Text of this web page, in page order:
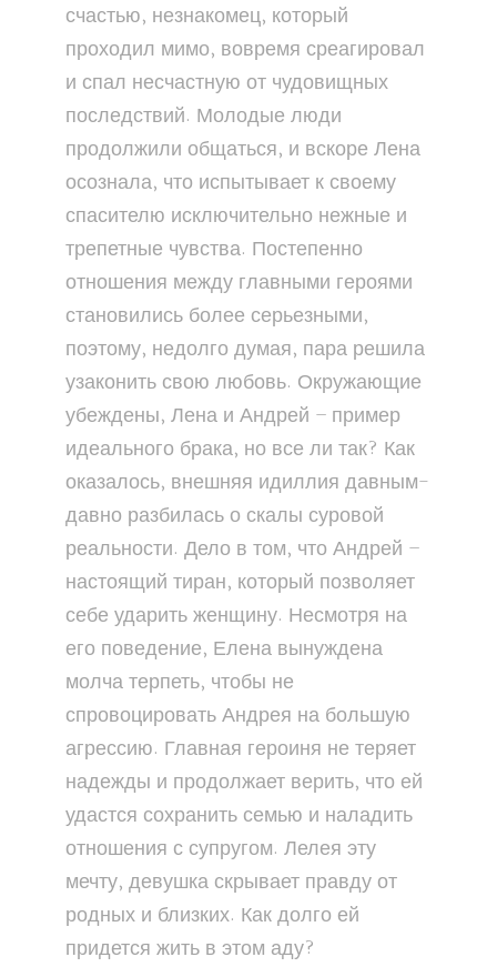
счастью, незнакомец, который
проходил мимо, вовремя среагировал
и спал несчастную от чудовищных
последствий. Молодые люди
продолжили общаться, и вскоре Лена
осознала, что испытывает к своему
спасителю исключительно нежные и
трепетные чувства. Постепенно
отношения между главными героями
становились более серьезными,
поэтому, недолго думая, пара решила
узаконить свою любовь. Окружающие
убеждены, Лена и Андрей – пример
идеального брака, но все ли так? Как
оказалось, внешняя идиллия давным-
давно разбилась о скалы суровой
реальности. Дело в том, что Андрей –
настоящий тиран, который позволяет
себе ударить женщину. Несмотря на
его поведение, Елена вынуждена
молча терпеть, чтобы не
спровоцировать Андрея на большую
агрессию. Главная героиня не теряет
надежды и продолжает верить, что ей
удастся сохранить семью и наладить
отношения с супругом. Лелея эту
мечту, девушка скрывает правду от
родных и близких. Как долго ей
придется жить в этом аду?